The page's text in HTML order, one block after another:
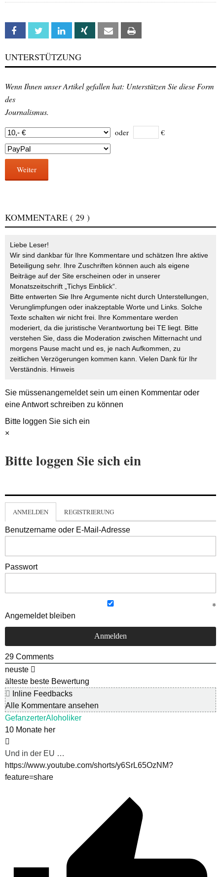
Facebook Twitter Linkedin Xing Email
UNTERSTÜTZUNG
Wenn Ihnen unser Artikel gefallen hat: Unterstützen Sie diese Form
des
Journalismus.
oder €
Weiter
KOMMENTARE ( 29 )
Liebe Leser!
Wir sind dankbar für Ihre Kommentare und schätzen Ihre aktive
Beteiligung sehr. Ihre Zuschriften können auch als eigene
Beiträge auf der Site erscheinen oder in unserer
Monatszeitschrift „Tichys Einblick“.
Bitte entwerten Sie Ihre Argumente nicht durch Unterstellungen,
Verunglimpfungen oder inakzeptable Worte und Links. Solche
Texte schalten wir nicht frei. Ihre Kommentare werden
moderiert, da die juristische Verantwortung bei TE liegt. Bitte
verstehen Sie, dass die Moderation zwischen Mitternacht und
morgens Pause macht und es, je nach Aufkommen, zu
zeitlichen Verzögerungen kommen kann. Vielen Dank für Ihr
Verständnis. Hinweis
Sie müssenangemeldetsein um einen Kommentar oder
eine Antwort schreiben zu können
Bitte loggen Sie sich ein
×
Bitte loggen Sie sich ein
ANMELDEN REGISTRIERUNG
Benutzername oder E-Mail-Adresse
Passwort
Angemeldet bleiben
29 Comments
neuste
älteste beste Bewertung
Inline Feedbacks
Alle Kommentare ansehen
GefanzerterAloholiker
10 Monate her
Und in der EU …
https://www.youtube.com/shorts/y6SrL65OzNM?
feature=share